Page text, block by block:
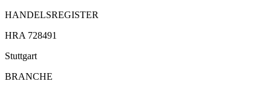
HANDELSREGISTER
HRA 728491
Stuttgart
BRANCHE